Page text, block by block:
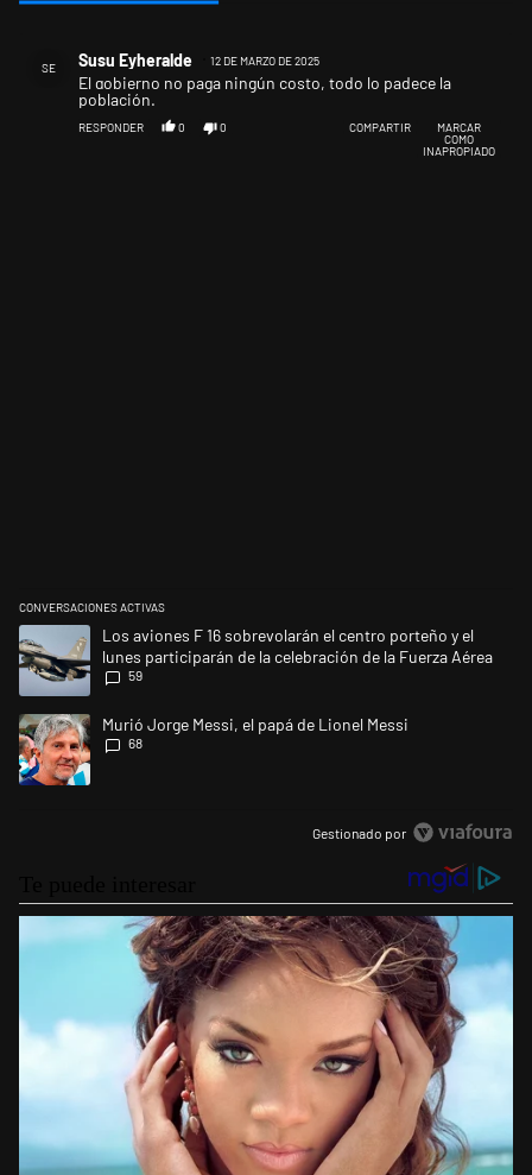
SE Susu Eyheralde 12 DE MARZO DE 2025
El gobierno no paga ningún costo, todo lo padece la
población.
RESPONDER 0 0 COMPARTIR
MARCAR
COMO
INAPROPIADO
CONVERSACIONES ACTIVAS
Este listado muestra los artículos con más comentarios en los últimos
Un artículo de tendencia con el título "Los aviones F 16 sobrevolarán
Los aviones F 16 sobrevolarán el centro porteño y el
lunes participarán de la celebración de la Fuerza Aérea
59
Un artículo de tendencia con el título "Murió Jorge Messi, el papá de
Murió Jorge Messi, el papá de Lionel Messi
68
Gestionado por